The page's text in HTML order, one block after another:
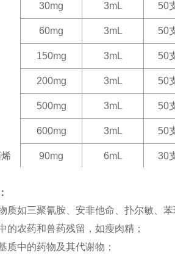
30mg 3mL 50
60mg 3mL 50
150mg 3mL 50
200mg 3mL 50
500mg 3mL 50
600mg 3mL 50
90mg 6mL 30
200mg 6mL 30
250mg 6mL
质如三聚氰胺、安非他命、扑尔敏、苯
的农药和兽药残留，如瘦肉精；
质中的药物及其代谢物；